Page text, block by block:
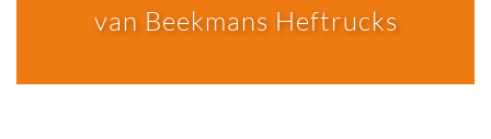
van Beekmans Heftrucks